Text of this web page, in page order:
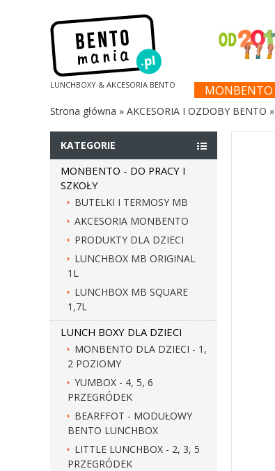
LUNCHBOXY & AKCESORIA BENTO MONBENTO
Strona główna » AKCESORIA I OZDOBY BENTO »
KATEGORIE
MONBENTO - DO PRACY I
SZKOŁY
BUTELKI I TERMOSY MB
AKCESORIA MONBENTO
PRODUKTY DLA DZIECI
LUNCHBOX MB ORIGINAL
1L
LUNCHBOX MB SQUARE
1,7L
LUNCH BOXY DLA DZIECI
MONBENTO DLA DZIECI - 1,
2 POZIOMY
YUMBOX - 4, 5, 6
PRZEGRÓDEK
BEARFFOT - MODUŁOWY
BENTO LUNCHBOX
LITTLE LUNCHBOX - 2, 3, 5
PRZEGRÓDEK